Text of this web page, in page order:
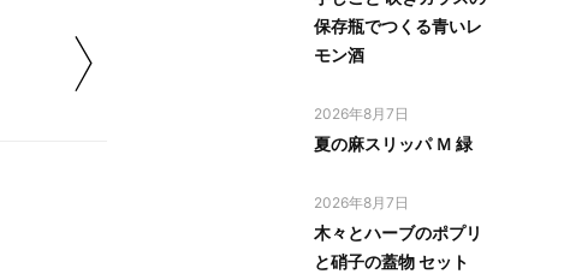
保存瓶でつくる青いレ
モン酒
2026年8月7日
夏の麻スリッパ Ｍ 緑
2026年8月7日
木々とハーブのポプリ
と硝子の蓋物 セット